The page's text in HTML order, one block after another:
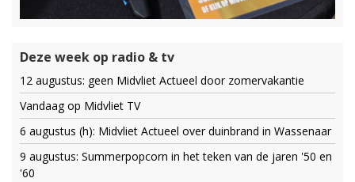
Deze week op radio & tv
12 augustus: geen Midvliet Actueel door zomervakantie
Vandaag op Midvliet TV
6 augustus (h): Midvliet Actueel over duinbrand in Wassenaar
9 augustus: Summerpopcorn in het teken van de jaren '50 en
'60